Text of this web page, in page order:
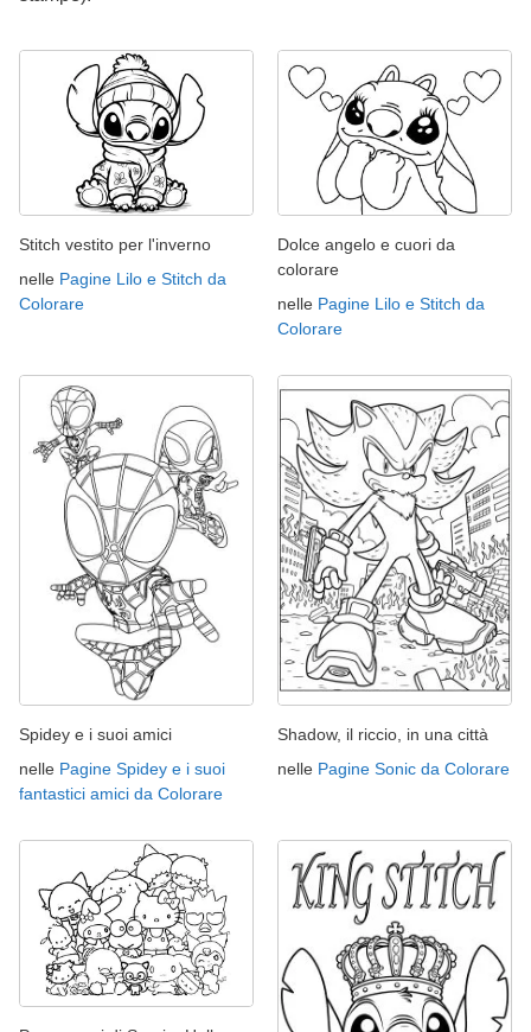
Stitch vestito per l'inverno
nelle Pagine Lilo e Stitch da
Colorare
Dolce angelo e cuori da
colorare
nelle Pagine Lilo e Stitch da
Colorare
Spidey e i suoi amici
nelle Pagine Spidey e i suoi
fantastici amici da Colorare
Shadow, il riccio, in una città
nelle Pagine Sonic da Colorare